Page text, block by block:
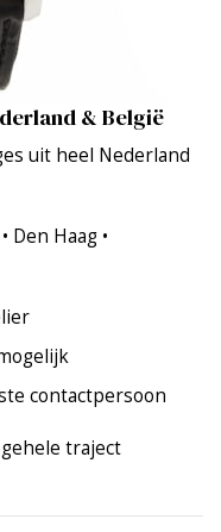
& België
uit heel Nederland
Den Haag •
contactpersoon
traject